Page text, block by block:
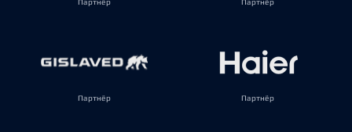
Партнёр Партнёр
Партнёр Партнёр